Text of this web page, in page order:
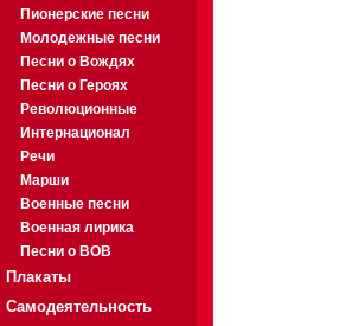
Пионерские песни
Молодежные песни
Песни о Вождях
Песни о Героях
Революционные
Интернационал
Речи
Марши
Военные песни
Военная лирика
Песни о ВОВ
Плакаты
Самодеятельность